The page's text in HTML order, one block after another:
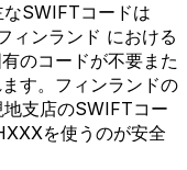
SWIFTコードは
ィンランド における
のコードが不要また
す。フィンランドの
支店のSWIFTコー
を使うのが安全